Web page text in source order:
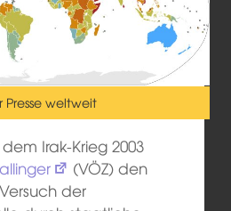
Presse weltweit
Irak-Krieg 2003
(VÖZ) den
der